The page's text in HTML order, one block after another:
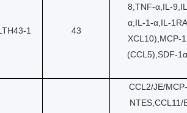
1 43
8,TNF-α,IL-
α,IL-1-α,IL-
XCL10),MCP-
(CCL5),SDF-
CCL2/JE/